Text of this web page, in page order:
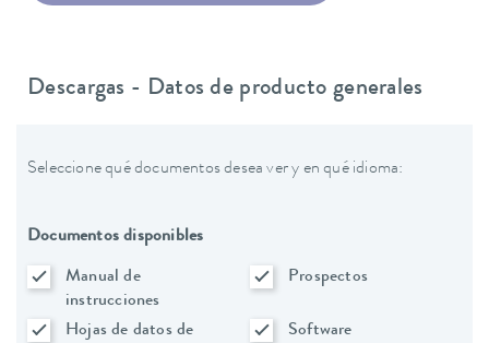
Descargas - Datos de producto generales
Seleccione qué documentos desea ver y en qué idioma:
Documentos disponibles
Manual de
instrucciones
Prospectos
Hojas de datos de
Software